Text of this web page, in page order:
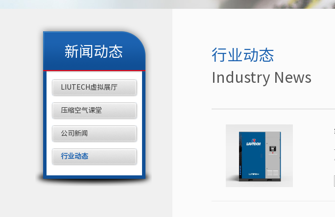
新闻动态
LIUTECH虚拟展厅
压缩空气课堂
公司新闻
行业动态
行业动态
Industry News